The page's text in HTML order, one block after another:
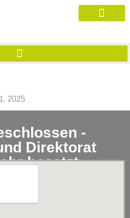
2025
-
Direktorat
besetzt.